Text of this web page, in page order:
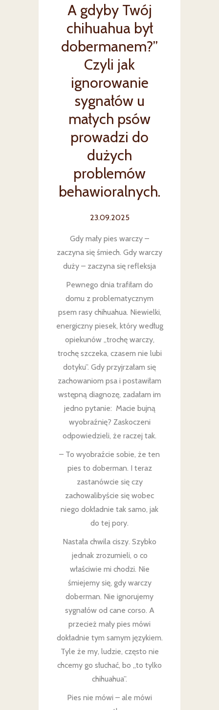
A gdyby Twój
chihuahua był
dobermanem?”
Czyli jak
ignorowanie
sygnałów u
małych psów
prowadzi do
dużych
problemów
behawioralnych.
23.09.2025
Gdy mały pies warczy –
zaczyna się śmiech. Gdy warczy
duży – zaczyna się refleksja
Pewnego dnia trafiłam do
domu z problematycznym
psem rasy chihuahua. Niewielki,
energiczny piesek, który według
opiekunów „trochę warczy,
trochę szczeka, czasem nie lubi
dotyku”. Gdy przyjrzałam się
zachowaniom psa i postawiłam
wstępną diagnozę, zadałam im
jedno pytanie: Macie bujną
wyobraźnię? Zaskoczeni
odpowiedzieli, że raczej tak.
– To wyobraźcie sobie, że ten
pies to doberman. I teraz
zastanówcie się czy
zachowalibyście się wobec
niego dokładnie tak samo, jak
do tej pory.
Nastała chwila ciszy. Szybko
jednak zrozumieli, o co
właściwie mi chodzi. Nie
śmiejemy się, gdy warczy
doberman. Nie ignorujemy
sygnałów od cane corso. A
przecież mały pies mówi
dokładnie tym samym językiem.
Tyle że my, ludzie, często nie
chcemy go słuchać, bo „to tylko
chihuahua”.
Pies nie mówi – ale mówi